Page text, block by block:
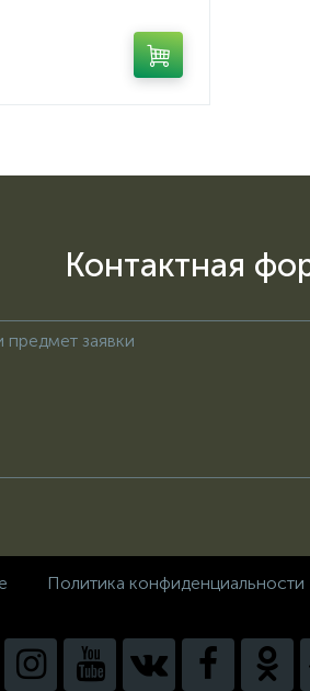
Контактная
Политика конфиденциальности